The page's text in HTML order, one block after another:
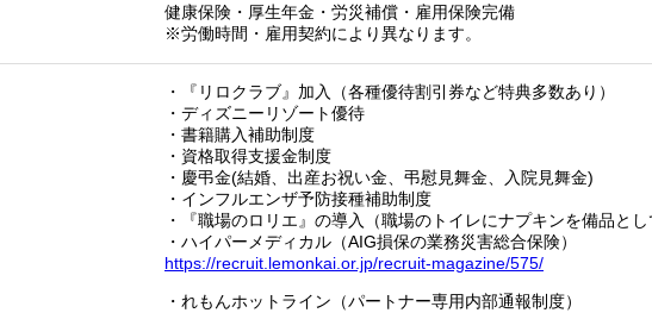
健康保険・厚生年金・労災補償・雇用保険完備
※労働時間・雇用契約により異なります。
・『リロクラブ』加入（各種優待割引券など特典多数あり）
・ディズニーリゾート優待
・書籍購入補助制度
・資格取得支援金制度
・慶弔金(結婚、出産お祝い金、弔慰見舞金、入院見舞金)
・インフルエンザ予防接種補助制度
・『職場のロリエ』の導入（職場のトイレにナプキンを備品と
・ハイパーメディカル（AIG損保の業務災害総合保険）
https://recruit.lemonkai.or.jp/recruit-magazine/575/
・れもんホットライン（パートナー専用内部通報制度）